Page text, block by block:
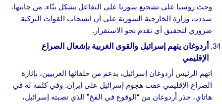
وحث روسيا على تشجيع سوريا على التفاعل بشكل بنّاء. من جانبها،
شددت وزارة الخارجية السورية على أن انسحاب القوات التركية
ضروري لتحقيق أي تقدم نحو الاستقرار.
أردوغان يتهم إسرائيل والقوى الغربية بإشعال الصراع
الإقليمي
اتهم الرئيس أردوغان إسرائيل، بدعم من حلفائها الغربيين، بإثارة
الصراع الإقليمي عقب هجوم إسرائيل على إيران. وفي كلمة له في
هاتاي، حذر أردوغان من “الوقوع في الفخ” الذي نصبته إسرائيل،